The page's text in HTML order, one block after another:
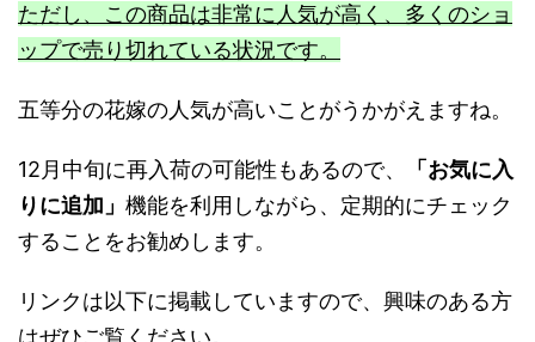
ただし、この商品は非常に人気が高く、多くのショ
ップで売り切れている状況です。
五等分の花嫁の人気が高いことがうかがえますね。
12月中旬に再入荷の可能性もあるので、
「お気に入
りに追加」 機能を利用しながら、定期的にチェック
することをお勧めします。
リンクは以下に掲載していますので、興味のある方
はぜひご覧ください。